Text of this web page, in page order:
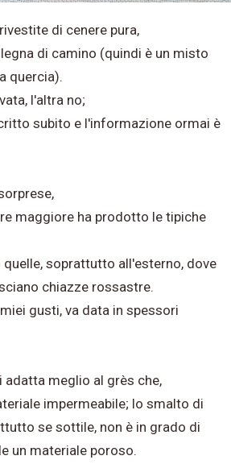
di cenere pura,
di camino (quindi è un misto
quercia).
l'altra no;
subito e l'informazione ormai è
maggiore ha prodotto le tipiche
soprattutto all'esterno, dove
chiazze rossastre.
gusti, va data in spessori
adatta meglio al grès che,
impermeabile; lo smalto di
se sottile, non è in grado di
un materiale poroso.